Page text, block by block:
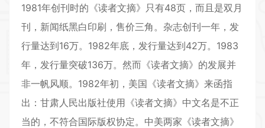
1981年创刊时的《读者文摘》只有48页，而且是双月
刊，新闻纸黑白印刷，售价三角。杂志创刊一年，发
行量达到16万。1982年底，发行量达到42万。1983
年，发行量突破136万。然而《读者文摘》的发展并
非一帆风顺。1982年初，美国《读者文摘》来函指
出：甘肃人民出版社使用《读者文摘》中文名是不正
当的，不符合国际版权协定。中美两家《读者文摘》